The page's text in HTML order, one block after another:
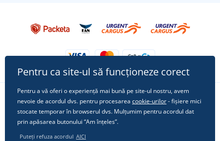
Urmărește-ne pe rețelele sociale
Pentru ca site-ul să funcționeze corect
Pentru a vă oferi o experiență mai bună pe site-ul nostru, avem
nevoie de acordul dvs. pentru procesarea cookie-urilor- fișiere mici
stocate temporar în browserul dvs. Mulțumim pentru acordul dat
prin apăsarea butonului “Am înțeles”.
Puteți refuza acordul AICI